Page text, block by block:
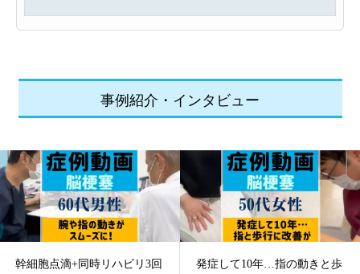
難とされてきました。再生医療の発...
事例紹介・インタビュー
幹細胞点滴+同時リハビリ3回
発症して10年…指の動きと歩